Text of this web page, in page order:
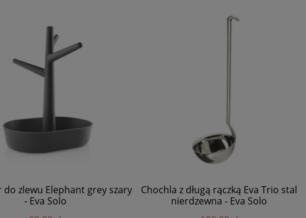
do zlewu Elephant grey szary
- Eva Solo
Chochla z długą rączką Eva Trio stal
nierdzewna - Eva Solo